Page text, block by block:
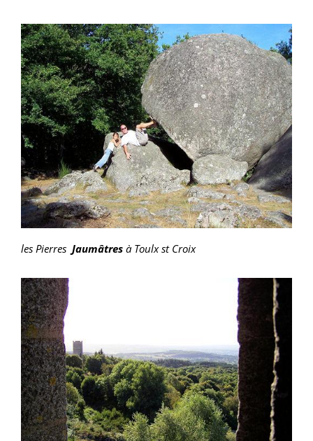
les Pierres Jaumâtres à Toulx st Croix